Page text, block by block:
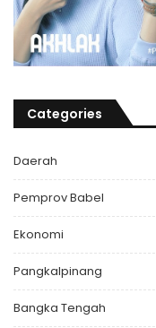
Categories
Daerah
Pemprov Babel
Ekonomi
Pangkalpinang
Bangka Tengah